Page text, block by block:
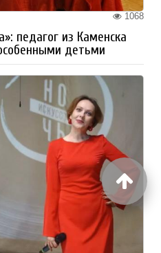
1068
педагог из Каменска
детьми